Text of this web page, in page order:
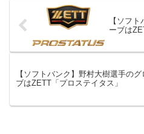
【ソフ
ーブは
【ソフトバンク】野村大樹選手のグ
ブはZETT「プロステイタス」